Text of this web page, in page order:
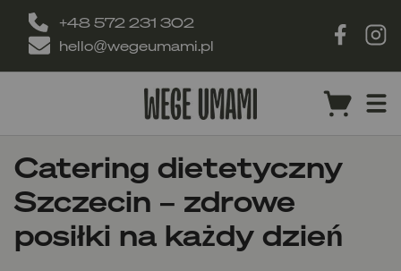
+48 572 231 302
hello@wegeumami.pl
Catering dietetyczny
Szczecin – zdrowe
posiłki na każdy dzień